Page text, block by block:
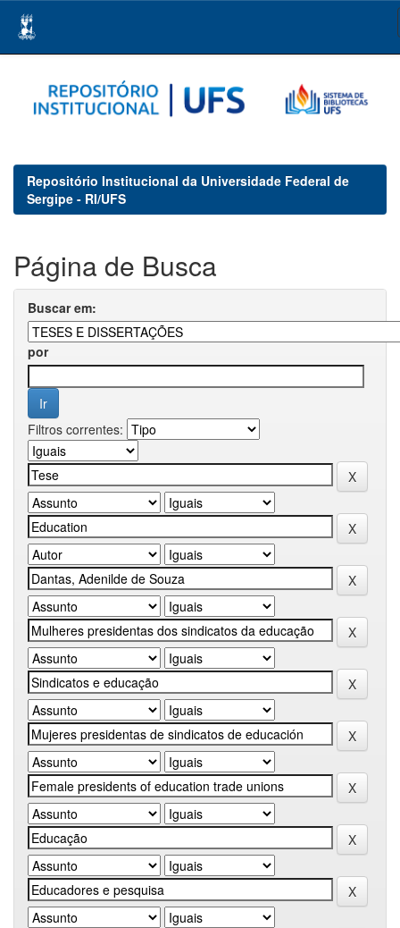
navigation
Repositório Institucional da Universidade Federal de
Sergipe - RI/UFS
Página de Busca
Buscar em:
por
Filtros correntes: